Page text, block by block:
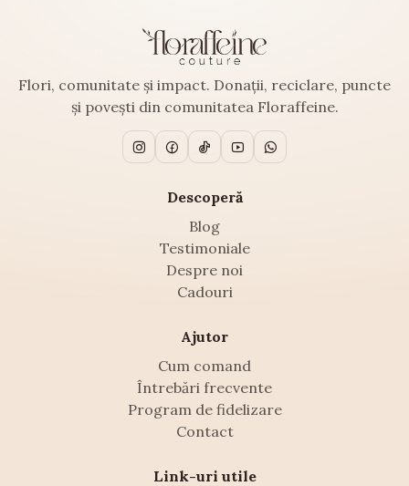
Flori, comunitate și impact. Donații, reciclare, puncte
și povești din comunitatea Floraffeine.
Descoperă
Blog
Testimoniale
Despre noi
Cadouri
Ajutor
Cum comand
Întrebări frecvente
Program de fidelizare
Contact
Link-uri utile